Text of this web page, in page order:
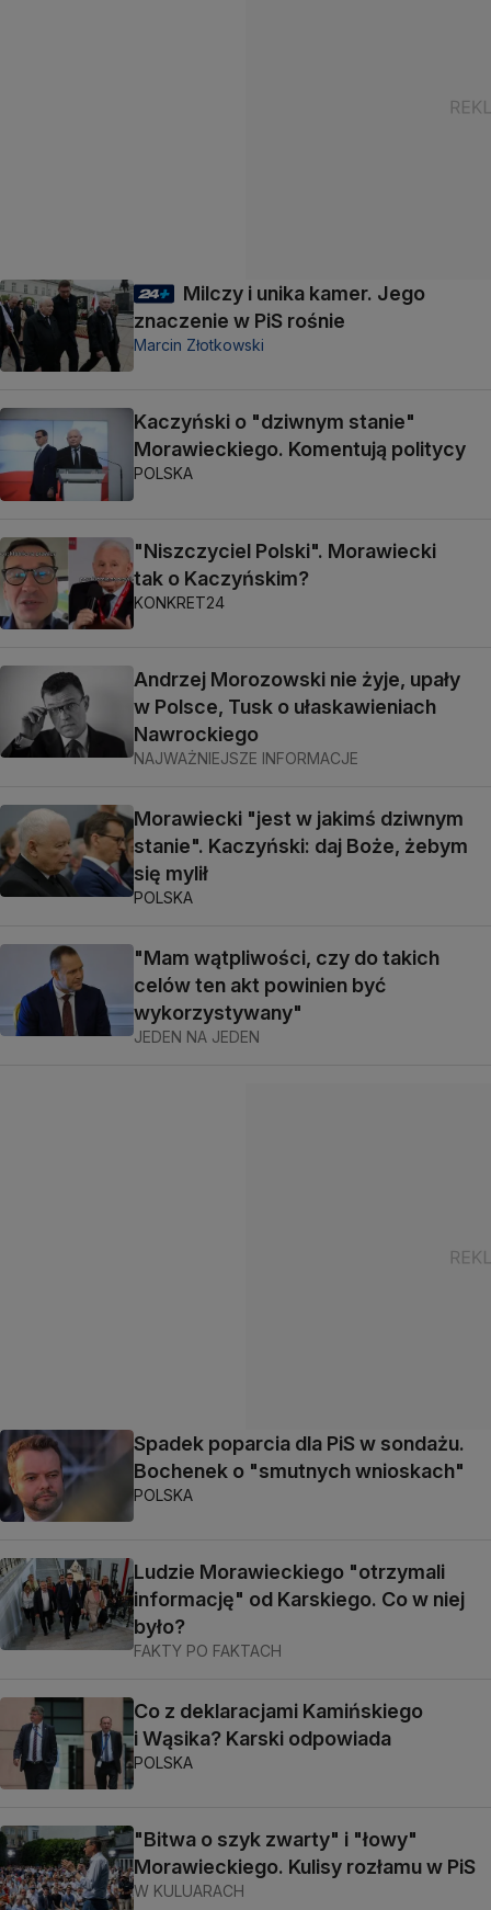
Milczy i unika kamer. Jego
znaczenie w PiS rośnie
Marcin Złotkowski
Kaczyński o "dziwnym stanie"
Morawieckiego. Komentują politycy
POLSKA
"Niszczyciel Polski". Morawiecki
tak o Kaczyńskim?
KONKRET24
Andrzej Morozowski nie żyje, upały
w Polsce, Tusk o ułaskawieniach
Nawrockiego
NAJWAŻNIEJSZE INFORMACJE
Morawiecki "jest w jakimś dziwnym
stanie". Kaczyński: daj Boże, żebym
się mylił
POLSKA
"Mam wątpliwości, czy do takich
celów ten akt powinien być
wykorzystywany"
JEDEN NA JEDEN
Spadek poparcia dla PiS w sondażu.
Bochenek o "smutnych wnioskach"
POLSKA
Ludzie Morawieckiego "otrzymali
informację" od Karskiego. Co w niej
było?
FAKTY PO FAKTACH
Co z deklaracjami Kamińskiego
i Wąsika? Karski odpowiada
POLSKA
"Bitwa o szyk zwarty" i "łowy"
Morawieckiego. Kulisy rozłamu w PiS
W KULUARACH